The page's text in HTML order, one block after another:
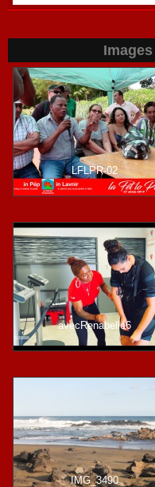
LFLPR-02
avecRenabelle6
IMG_3490